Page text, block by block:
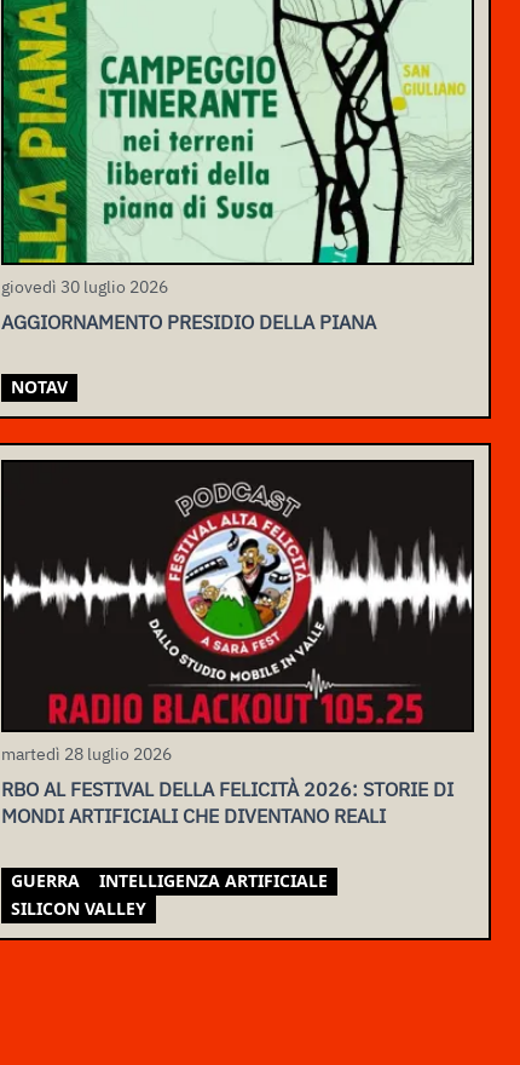
giovedì 30 luglio 2026
AGGIORNAMENTO PRESIDIO DELLA PIANA
NOTAV
martedì 28 luglio 2026
RBO AL FESTIVAL DELLA FELICITÀ 2026: STORIE DI
MONDI ARTIFICIALI CHE DIVENTANO REALI
GUERRA
INTELLIGENZA ARTIFICIALE
SILICON VALLEY